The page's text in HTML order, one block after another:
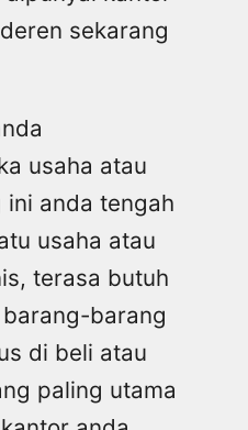
sekarang
usaha atau
ini anda tengah
usaha atau
terasa butuh
barang
di beli atau
paling utama